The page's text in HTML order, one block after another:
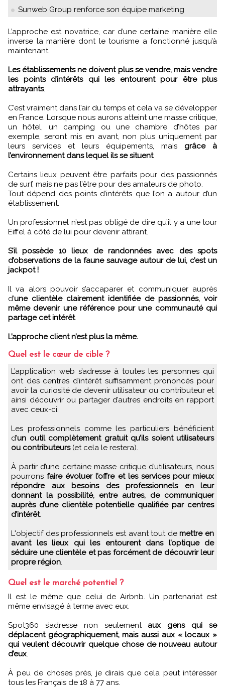
Sunweb Group renforce son équipe marketing
L’approche est novatrice, car d’une certaine manière elle
inverse la manière dont le tourisme a fonctionné jusqu’à
maintenant.
Les établissements ne doivent plus se vendre, mais vendre
les points d’intérêts qui les entourent pour être plus
attrayants.
C’est vraiment dans l’air du temps et cela va se développer
en France. Lorsque nous aurons atteint une masse critique,
un hôtel, un camping ou une chambre d’hôtes par
exemple, seront mis en avant, non plus uniquement par
leurs services et leurs équipements, mais grâce à
l’environnement dans lequel ils se situent.
Certains lieux peuvent être parfaits pour des passionnés
de surf, mais ne pas l’être pour des amateurs de photo.
Tout dépend des points d’intérêts que l’on a autour d’un
établissement.
Un professionnel n’est pas obligé de dire qu’il y a une tour
Eiffel à côté de lui pour devenir attirant.
S’il possède 10 lieux de randonnées avec des spots
d’observations de la faune sauvage autour de lui, c’est un
jackpot !
Il va alors pouvoir s’accaparer et communiquer auprès
d’une clientèle clairement identifiée de passionnés, voir
même devenir une référence pour une communauté qui
partage cet intérêt.
L’approche client n’est plus la même.
Quel est le cœur de cible ?
L’application web s’adresse à toutes les personnes qui
ont des centres d’intérêt suffisamment prononcés pour
avoir la curiosité de devenir utilisateur ou contributeur et
ainsi découvrir ou partager d’autres endroits en rapport
avec ceux-ci.
Les professionnels comme les particuliers bénéficient
d’un outil complètement gratuit qu’ils soient utilisateurs
ou contributeurs(et cela le restera).
À partir d’une certaine masse critique d’utilisateurs, nous
pourronsfaire évoluer l’offre et les services pour mieux
répondre aux besoins des professionnels en leur
donnant la possibilité, entre autres, de communiquer
auprès d’une clientèle potentielle qualifiée par centres
d’intérêt.
L'objectif des professionnels est avant tout demettre en
avant les lieux qui les entourent dans l’optique de
séduire une clientèle et pas forcément de découvrir leur
propre région.
Quel est le marché potentiel ?
Il est le même que celui de Airbnb. Un partenariat est
même envisagé à terme avec eux.
Spot360 s’adresse non seulementaux gens qui se
déplacent géographiquement, mais aussi aux « locaux »
qui veulent découvrir quelque chose de nouveau autour
d’eux.
À peu de choses près, je dirais que cela peut intéresser
tous les Français de 18 à 77 ans.